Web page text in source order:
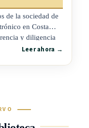
de la sociedad de
en Costa
y diligencia
y protección
Leer ahora →